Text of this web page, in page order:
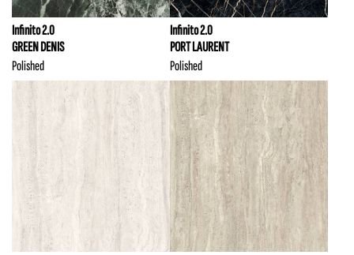
Infinito 2.0
GREEN DENIS
Polished
Infinito 2.0
PORT LAURENT
Polished